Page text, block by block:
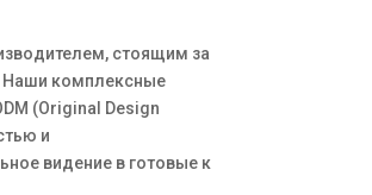
стоящим за
Наши комплексные
(Original Design
и
видение в готовые к